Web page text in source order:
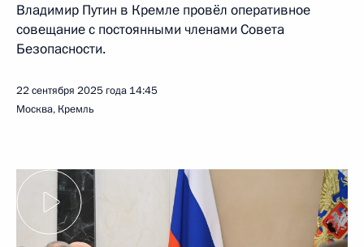
Владимир Путин в Кремле провёл оперативное
совещание с постоянными членами Совета
Безопасности.
22 сентября 2025 года 14:45
Москва, Кремль